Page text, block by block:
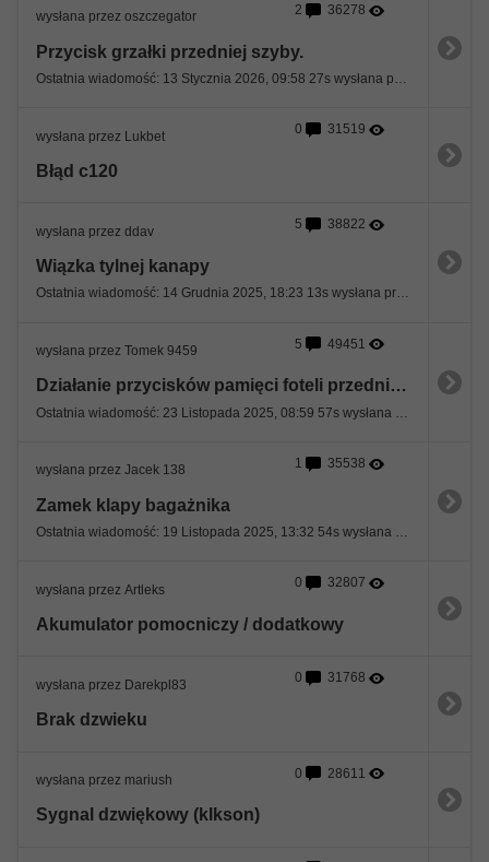
wysłana przez oszczegator 2 36278
Przycisk grzałki przedniej szyby.
Ostatnia wiadomość: 13 Stycznia 2026, 09:58 27s wysłana przez W212
wysłana przez Lukbet 0 31519
Błąd c120
wysłana przez ddav 5 38822
Wiązka tylnej kanapy
Ostatnia wiadomość: 14 Grudnia 2025, 18:23 13s wysłana przez ddav
wysłana przez Tomek 9459 5 49451
Działanie przycisków pamięci foteli przednich.
wysłana przez Jacek 138 1 35538
Zamek klapy bagażnika
Ostatnia wiadomość: 19 Listopada 2025, 13:32 54s wysłana przez vand
wysłana przez Artleks 0 32807
Akumulator pomocniczy / dodatkowy
wysłana przez Darekpl83 0 31768
Brak dzwieku
wysłana przez mariush 0 28611
Sygnal dzwiękowy (klkson)